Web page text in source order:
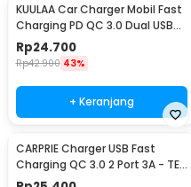
KUULAA Car Charger Mobil Fast
Charging PD QC 3.0 Dual USB
1.67A 20W - A318
Rp24.700
Rp42.900 43%
+ Keranjang
CARPRIE Charger USB Fast
Charging QC 3.0 2 Port 3A - TE-
820